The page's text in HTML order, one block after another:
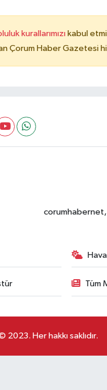
kurallarımızı kabul
Çorum Haber Gazetesi
corumhabernet,
Tüm
Her hakkı saklıdır.